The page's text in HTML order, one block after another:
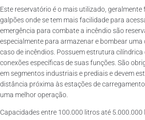
Este reservatório é o mais utilizado,
galpões onde se tem mais facilidade para
emergência para combate a incêndio são
especialmente para armazenar e bombear
caso de incêndios. Possuem estrutura
conexões específicas de suas funções. São
em segmentos industriais e prediais e devem
distância próxima às estações de
uma melhor operação.
Capacidades entre 100.000 litros até 5.000.000